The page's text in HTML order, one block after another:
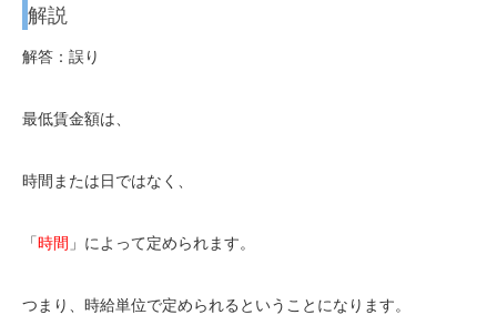
解説
解答：誤り
最低賃金額は、
時間または日ではなく、
「時間 」によって定められます。
つまり、時給単位で定められるということになります。